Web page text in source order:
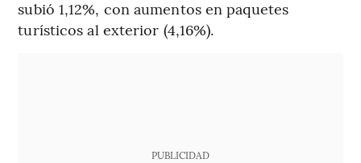
subió 1,12%, con aumentos en paquetes
turísticos al exterior (4,16%).
PUBLICIDAD